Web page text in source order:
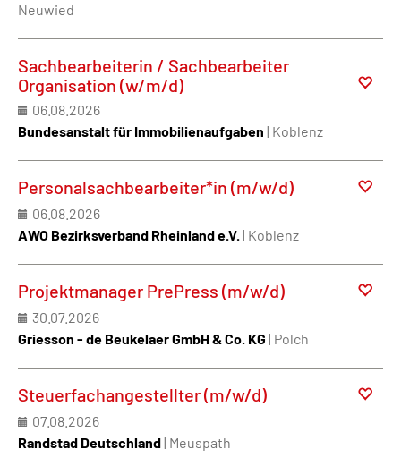
Neuwied
Sachbearbeiterin / Sachbearbeiter
Organisation (w/m/d)
06.08.2026
Bundesanstalt für Immobilienaufgaben | Koblenz
Personalsachbearbeiter*in (m/w/d)
06.08.2026
AWO Bezirksverband Rheinland e.V.| Koblenz
Projektmanager PrePress (m/w/d)
30.07.2026
Griesson - de Beukelaer GmbH & Co. KG | Polch
Steuerfachangestellter (m/w/d)
07.08.2026
Randstad Deutschland| Meuspath